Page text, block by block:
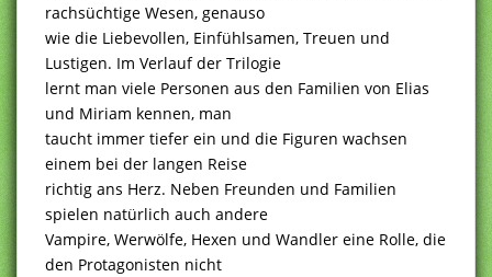
rachsüchtige Wesen, genauso
wie die Liebevollen, Einfühlsamen, Treuen und
Lustigen. Im Verlauf der Trilogie
lernt man viele Personen aus den Familien von Elias
und Miriam kennen, man
taucht immer tiefer ein und die Figuren wachsen
einem bei der langen Reise
richtig ans Herz. Neben Freunden und Familien
spielen natürlich auch andere
Vampire, Werwölfe, Hexen und Wandler eine Rolle, die
den Protagonisten nicht